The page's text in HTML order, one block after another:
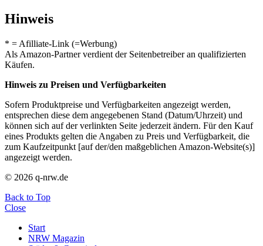
Hinweis
* = Afilliate-Link (=Werbung)
Als Amazon-Partner verdient der Seitenbetreiber an qualifizierten
Käufen.
Hinweis zu Preisen und Verfügbarkeiten
Sofern Produktpreise und Verfügbarkeiten angezeigt werden,
entsprechen diese dem angegebenen Stand (Datum/Uhrzeit) und
können sich auf der verlinkten Seite jederzeit ändern. Für den Kauf
eines Produkts gelten die Angaben zu Preis und Verfügbarkeit, die
zum Kaufzeitpunkt [auf der/den maßgeblichen Amazon-Website(s)]
angezeigt werden.
© 2026 q-nrw.de
Back to Top
Close
Start
NRW Magazin